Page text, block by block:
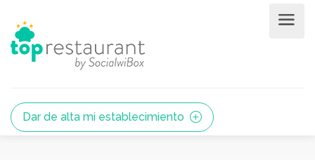
Dar de alta mi establecimiento